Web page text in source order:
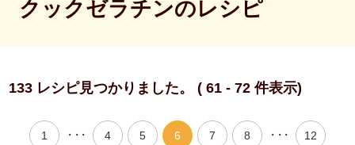
クックゼラチンのレシピ
133 レシピ見つかりました。 ( 61 - 72 件表示)
1 ・・・ 4 5 6 7 8 ・・・ 12